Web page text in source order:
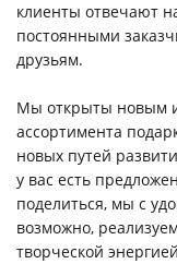
клиенты отвечают
постоянными
друзьям.
Мы открыты новым
ассортимента
новых путей
у вас есть
поделиться, мы с
возможно,
творческой